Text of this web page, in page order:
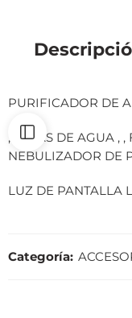
PURIFICADOR DE
,GOTAS DE AGUA ,
NEBULIZADOR DE
LUZ DE PANTALLA
Categoría: